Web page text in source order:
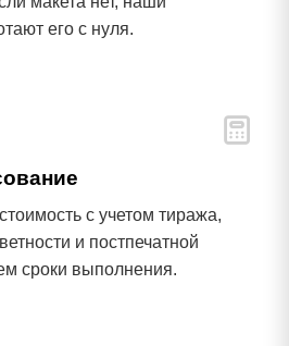
его с нуля.
с учетом тиража,
и постпечатной
сроки выполнения.